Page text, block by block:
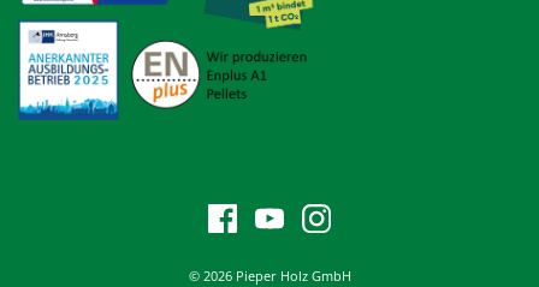
© 2026 Pieper Holz GmbH